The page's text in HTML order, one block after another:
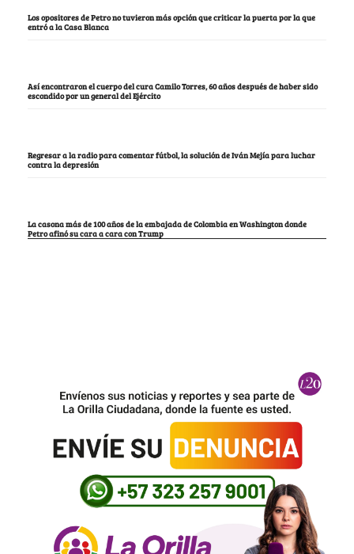
Los opositores de Petro no tuvieron más opción que criticar la puerta por la que
entró a la Casa Blanca
Así encontraron el cuerpo del cura Camilo Torres, 60 años después de haber sido
escondido por un general del Ejército
Regresar a la radio para comentar fútbol, la solución de Iván Mejía para luchar
contra la depresión
La casona más de 100 años de la embajada de Colombia en Washington donde
Petro afinó su cara a cara con Trump